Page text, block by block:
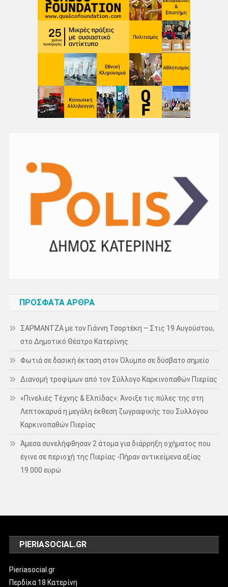
ΠΡΌΣΦΑΤΑ ΆΡΘΡΑ
ΣΑΡΜΑΝΤΖΑ με τον Γιάννη Τσορτέκη – Στις 19 Αυγούστου,
στο Δημοτικό Θέατρο Κατερίνης
Φωτιά σε δασική έκταση στον Όλυμπο σε δύσβατο σημείο
Διανομή τροφίμων από τον Σύλλογο Καρκινοπαθών Πιερίας
«Πινελιές Τέχνης & Ελπίδας»: Άνοιξε τις πύλες της στη
Λεπτοκαρυά η μεγάλη έκθεση ζωγραφικής του Συλλόγου
Καρκινοπαθών Πιερίας
Άμεσα συνελήφθησαν 2 άτομα για διάρρηξη οχήματος που
έγινε σε περιοχή της Πιερίας -Πήραν αντικείμενα αξίας
19.000 ευρώ
PIERIASOCIAL.GR
Pieriasocial.gr
Περδίκα 18 Κατερίνη